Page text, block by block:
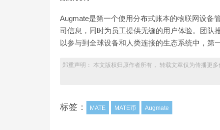
Augmate是第一个使用分布式账本的物联网设备
司信息，同时为员工提供无缝的用户体验。团队
以参与到全球设备和人类连接的生态系统中，
郑重声明： 本文版权归原作者所有， 转载文章仅为传播更
标签： MATE MATE币 Augmate